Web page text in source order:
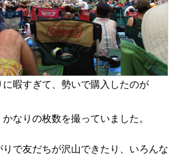
暇すぎて、勢いで購入したのが
なりの枚数を撮っていました。
で友だちが沢山できたり、いろんな